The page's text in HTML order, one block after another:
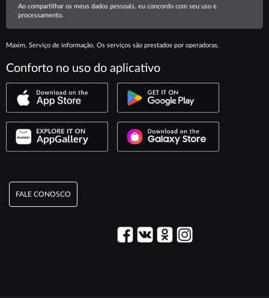
Maxim. Serviço de informação. Os serviços são prestados por operadoras.
Conforto no uso do aplicativo
FALE CONOSCO